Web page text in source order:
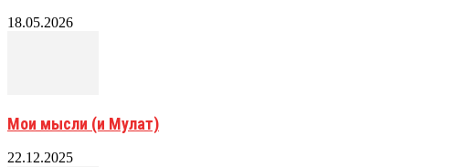
18.05.2026
Мои мысли (и Мулат)
22.12.2025